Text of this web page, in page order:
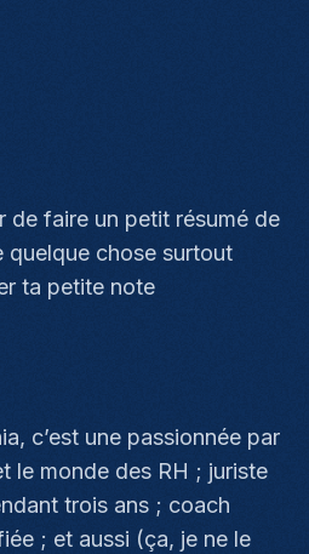
de faire un petit résumé de
quelque chose surtout
ta petite note
c’est une passionnée par
le monde des RH ; juriste
trois ans ; coach
; et aussi (ça, je ne le